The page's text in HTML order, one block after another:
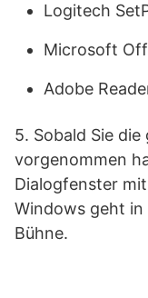
Logitech
Microsoft
Adobe
5. Sobald Sie
vorgenommen
Dialogfenster
Windows geht
Bühne.